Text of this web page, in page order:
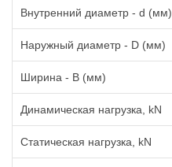
Внутренний диаметр - d (мм)
Наружный диаметр - D (мм)
Ширина - B (мм)
Динамическая нагрузка, kN
Статическая нагрузка, kN